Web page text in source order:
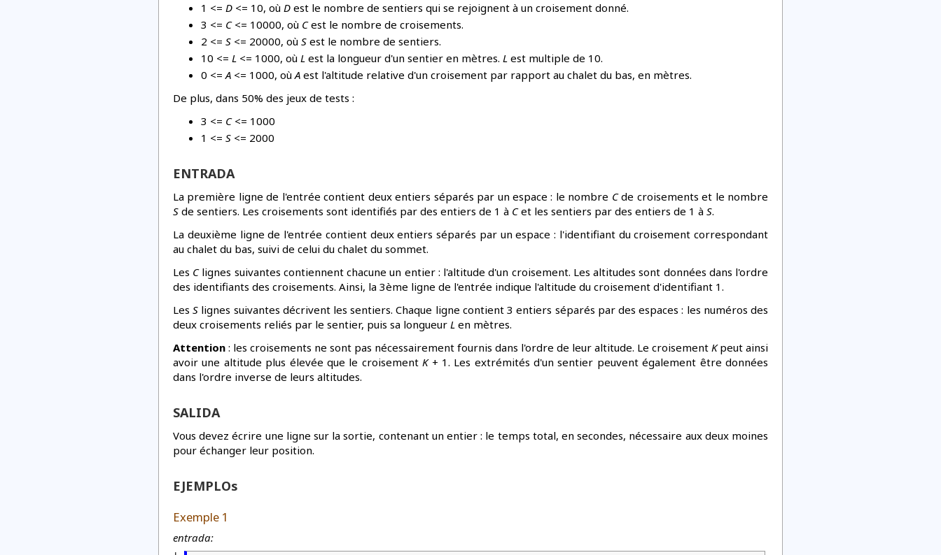
1 <= D <= 10, où D est le nombre de sentiers qui se rejoignent à un croisement donné.
3 <= C<= 10000, où Cest le nombre de croisements.
2 <= S <= 20000, où S est le nombre de sentiers.
10 <= L <= 1000, où L est la longueur d'un sentier en mètres. L est multiple de 10.
0 <=A <= 1000, oùA est l'altitude relative d'un croisement par rapport au chalet du bas, en mètres.
De plus, dans 50% des jeux de tests :
3 <= C<= 1000
1 <= S <= 2000
ENTRADA
La première ligne de l'entrée contient deux entiers séparés par un espace : le nombre Cde croisements et le nombre
S de sentiers. Les croisements sont identifiés par des entiers de 1 à Cet les sentiers par des entiers de 1 à S.
La deuxième ligne de l'entrée contient deux entiers séparés par un espace : l'identifiant du croisement correspondant
au chalet du bas, suivi de celui du chalet du sommet.
Les Clignes suivantes contiennent chacune un entier : l'altitude d'un croisement. Les altitudes sont données dans l'ordre
des identifiants des croisements. Ainsi, la 3ème ligne de l'entrée indique l'altitude du croisement d'identifiant 1.
LesS lignes suivantes décrivent les sentiers. Chaque ligne contient 3 entiers séparés par des espaces : les numéros des
deux croisements reliés par le sentier, puis sa longueur L en mètres.
Attention : les croisements ne sont pas nécessairement fournis dans l'ordre de leur altitude. Le croisement Kpeut ainsi
avoir une altitude plus élevée que le croisementK+ 1. Les extrémités d'un sentier peuvent également être données
dans l'ordre inverse de leurs altitudes.
SALIDA
Vous devez écrire une ligne sur la sortie, contenant un entier : le temps total, en secondes, nécessaire aux deux moines
pour échanger leur position.
EJEMPLOs
Exemple 1
entrada: